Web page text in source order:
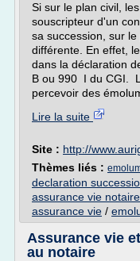
Si sur le plan civil,
souscripteur d'un
sa succession, sur
différente. En effet,
dans la déclaration
B ou 990 I du CGI.
percevoir des
Lire la suite
Site : http://
Thèmes liés :
declaration
assurance vie
assurance vie /
Assurance vie
au notaire